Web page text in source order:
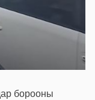
борооны